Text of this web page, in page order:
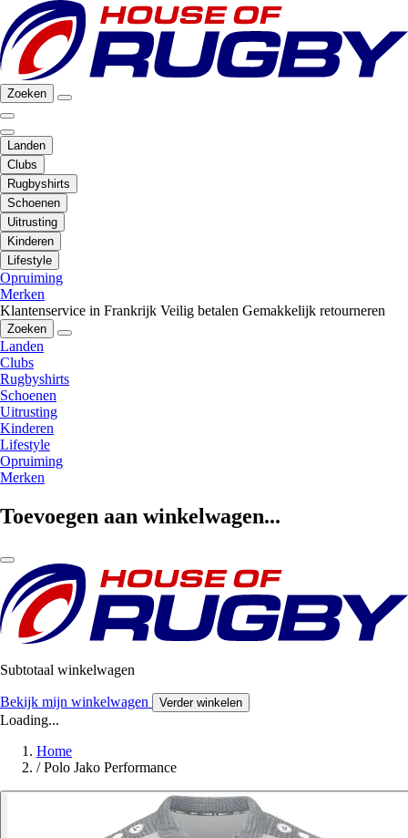
Zoeken
Landen
Clubs
Rugbyshirts
Schoenen
Uitrusting
Kinderen
Lifestyle
Opruiming
Merken
Klantenservice in Frankrijk Veilig betalen Gemakkelijk retourneren
Zoeken
Landen
Clubs
Rugbyshirts
Schoenen
Uitrusting
Kinderen
Lifestyle
Opruiming
Merken
Toevoegen aan winkelwagen...
Subtotaal winkelwagen
Bekijk mijn winkelwagen Verder winkelen
Loading...
Home
/ Polo Jako Performance